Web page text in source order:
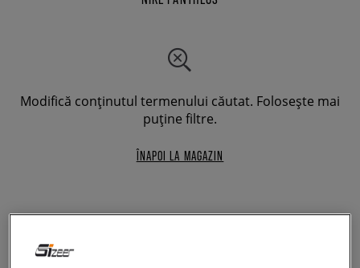
Modifică conținutul termenului căutat. Folosește mai
puține filtre.
ÎNAPOI LA MAGAZIN
NIKE PANTHEOS LA SIZEER